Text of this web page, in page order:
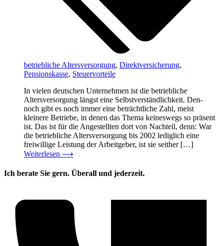
betriebliche Altersversorgung, Direktversicherung,
Pensionskasse, Steuervorteile
In vielen deutschen Unternehmen ist die betriebliche
Altersversorgung längst eine Selbstverständlichkeit. Den-
noch gibt es noch immer eine beträchtliche Zahl, meist
kleinere Betriebe, in denen das Thema keineswegs so präsent
ist. Das ist für die Angestellten dort von Nachteil, denn: War
die betriebliche Altersversorgung bis 2002 lediglich eine
freiwillige Leistung der Arbeitgeber, ist sie seither […]
Weiterlesen ⟶
Ich berate Sie gern. Überall und jederzeit.